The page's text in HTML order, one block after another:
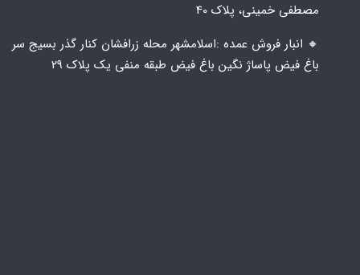
مصطفی خمینی، پلاک 40
🔸️ انبار فروش عمده :اسلامشهر محله زرافشان کنار گذر بسیج سر
باغ فیض پاساژ نگین باغ فیض طبقه منفی یک پلاک ۲۹